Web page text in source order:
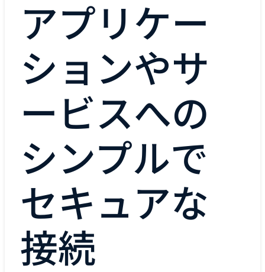
アプリケー
ションやサ
ービスへの
シンプルで
セキュアな
接続